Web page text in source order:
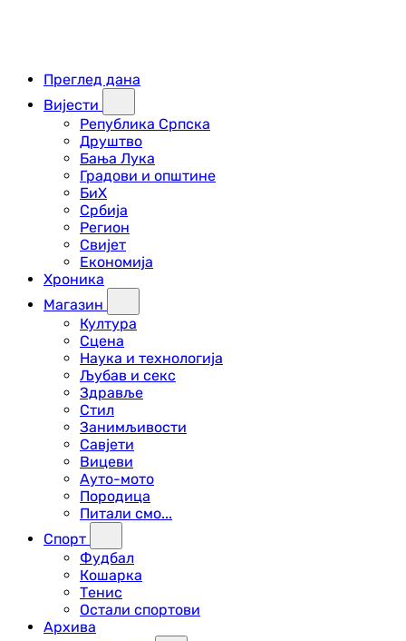
Преглед дана
Вијести
Република Српска
Друштво
Бања Лука
Градови и општине
БиХ
Србија
Регион
Свијет
Економија
Хроника
Магазин
Култура
Сцена
Наука и технологија
Љубав и секс
Здравље
Стил
Занимљивости
Савјети
Вицеви
Ауто-мото
Породица
Питали смо...
Спорт
Фудбал
Кошарка
Тенис
Остали спортови
Архива